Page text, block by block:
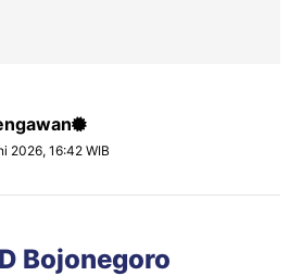
2026, 16:42 WIB
Bojonegoro